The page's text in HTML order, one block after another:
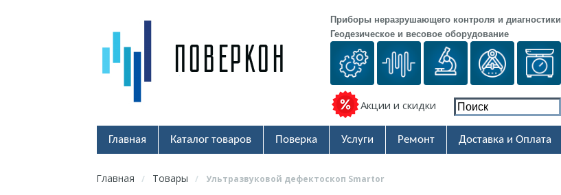
Приборы неразрушающего контроля и диагностики
Геодезическое и весовое оборудование
Акции и скидки
Главная Каталог товаров Поверка Услуги Ремонт Доставка и Оплата
Главная / Товары / Ультразвуковой дефектоскоп Smartor